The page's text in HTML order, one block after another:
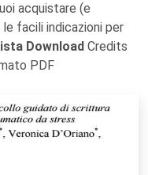
acquistare (e
facili indicazioni per
Download Credits
PDF